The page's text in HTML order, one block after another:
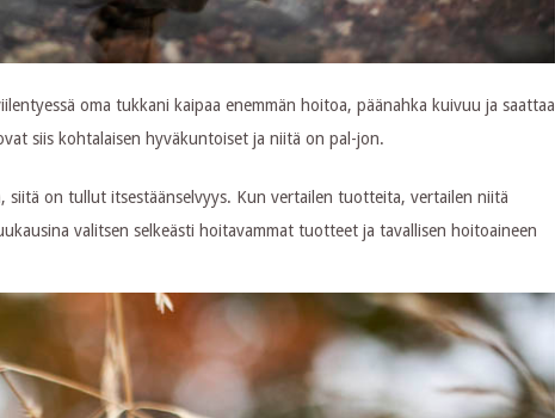
oma tukkani kaipaa enemmän hoitoa, päänahka kuivuu ja saattaa
siis kohtalaisen hyväkuntoiset ja niitä on pal-jon.
siitä on tullut itsestäänselvyys. Kun vertailen tuotteita, vertailen niitä
valitsen selkeästi hoitavammat tuotteet ja tavallisen hoitoaineen